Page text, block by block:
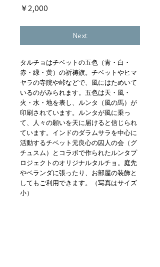
￥2,000
Next
タルチョはチベットの五色（青・白・
赤・緑・黄）の祈祷旗。チベットやヒマ
ヤラの寺院や峠などで、風にはためいて
いるのがみられます。五色は天・風・
火・水・地を表し、ルンタ（風の馬）が
印刷されています。ルンタが風に乗っ
て、人々の願いを天に届けると信じられ
ています。インドのダラムサラを中心に
活動するチベット元良心の囚人の会（グ
チュスム）とコラボで作られたルンタプ
ロジェクトのオリジナルタルチョ。庭先
やベランダに張ったり、お部屋の装飾と
してもご利用できます。（写真はサイズ
小）